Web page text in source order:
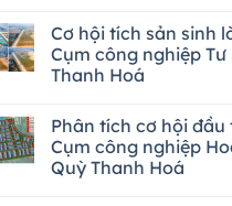
Cơ hội tích sản sinh
Cụm công nghiệp Tư
Thanh Hoá
Phân tích cơ hội đầu
Cụm công nghiệp
Quỳ Thanh Hoá